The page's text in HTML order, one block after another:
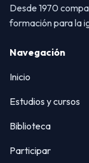
Desde 1970
formación para la
Navegación
Inicio
Estudios y cursos
Biblioteca
Participar